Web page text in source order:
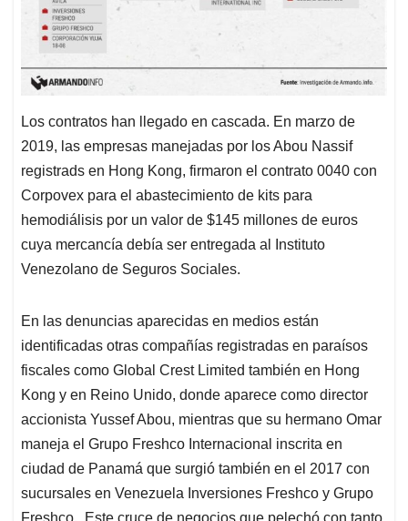
Los contratos han llegado en cascada. En marzo de
2019, las empresas manejadas por los Abou Nassif
registrads en Hong Kong, firmaron el contrato 0040 con
Corpovex para el abastecimiento de kits para
hemodiálisis por un valor de $145 millones de euros
cuya mercancía debía ser entregada al Instituto
Venezolano de Seguros Sociales.
En las denuncias aparecidas en medios están
identificadas otras compañías registradas en paraísos
fiscales como Global Crest Limited también en Hong
Kong y en Reino Unido, donde aparece como director
accionista Yussef Abou, mientras que su hermano Omar
maneja el Grupo Freshco Internacional inscrita en
ciudad de Panamá que surgió también en el 2017 con
sucursales en Venezuela Inversiones Freshco y Grupo